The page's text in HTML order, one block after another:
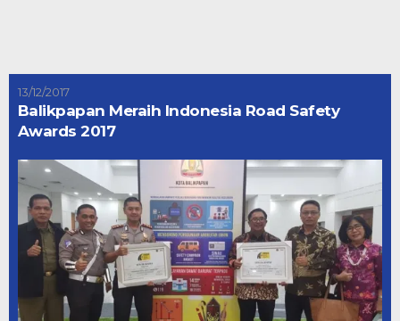
13/12/2017
Balikpapan Meraih Indonesia Road Safety
Awards 2017